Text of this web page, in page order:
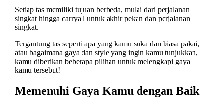
Setiap tas memiliki tujuan berbeda, mulai dari perjalanan
singkat hingga carryall untuk akhir pekan dan perjalanan
singkat.
Tergantung tas seperti apa yang kamu suka dan biasa pakai,
atau bagaimana gaya dan style yang ingin kamu tunjukkan,
kamu diberikan beberapa pilihan untuk melengkapi gaya
kamu tersebut!
Memenuhi Gaya Kamu dengan Baik